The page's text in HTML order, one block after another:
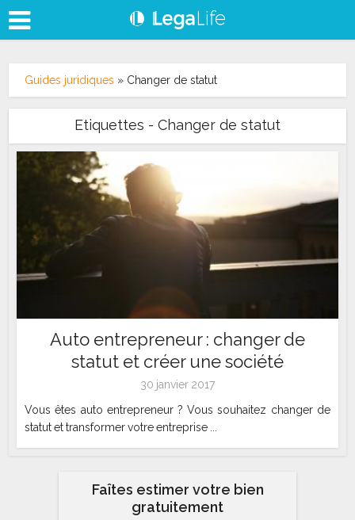
Guides juridiques » Changer de statut
Etiquettes - Changer de statut
Auto entrepreneur : changer de
statut et créer une société
30 janvier 2017
Vous êtes auto entrepreneur ? Vous souhaitez changer de
statut et transformer votre entreprise ...
Faîtes estimer votre bien
gratuitement